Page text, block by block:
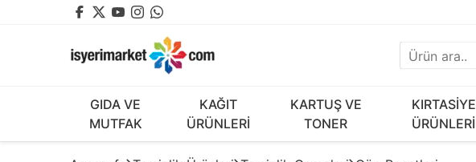
GIDA VE
MUTFAK
KAĞIT
ÜRÜNLERİ
KARTUŞ VE
TONER
KIRTASİYE
ÜRÜNLERİ